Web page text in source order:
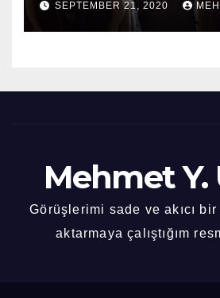
SEPTEMBER 21, 2020
Mehmet Y.
Görüşlerimi sade ve akıcı
aktarmaya çalıştığım